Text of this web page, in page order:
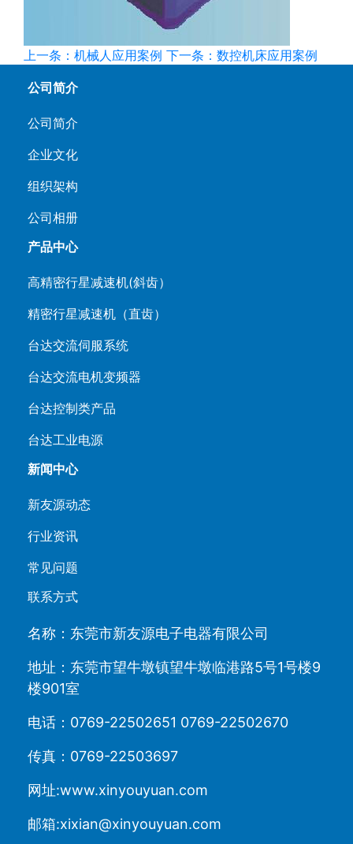
上一条：机械人应用案例 下一条：数控机床应用案例
公司简介
公司简介
企业文化
组织架构
公司相册
产品中心
高精密行星减速机(斜齿）
精密行星减速机（直齿）
台达交流伺服系统
台达交流电机变频器
台达控制类产品
台达工业电源
新闻中心
新友源动态
行业资讯
常见问题
联系方式
名称：东莞市新友源电子电器有限公司
地址：东莞市望牛墩镇望牛墩临港路5号1号楼9
楼901室
电话：0769-22502651 0769-22502670
传真：0769-22503697
网址:www.xinyouyuan.com
邮箱:xixian@xinyouyuan.com